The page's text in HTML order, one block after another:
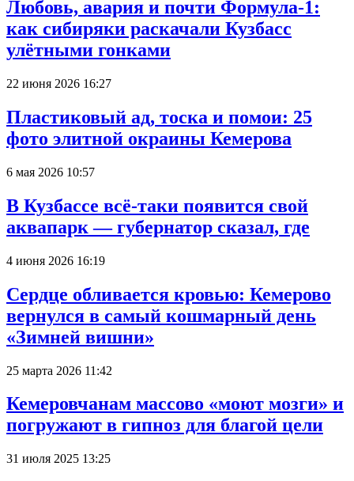
Любовь, авария и почти Формула-1:
как сибиряки раскачали Кузбасс
улётными гонками
22 июня 2026 16:27
Пластиковый ад, тоска и помои: 25
фото элитной окраины Кемерова
6 мая 2026 10:57
В Кузбассе всё-таки появится свой
аквапарк — губернатор сказал, где
4 июня 2026 16:19
Сердце обливается кровью: Кемерово
вернулся в самый кошмарный день
«Зимней вишни»
25 марта 2026 11:42
Кемеровчанам массово «моют мозги» и
погружают в гипноз для благой цели
31 июля 2025 13:25